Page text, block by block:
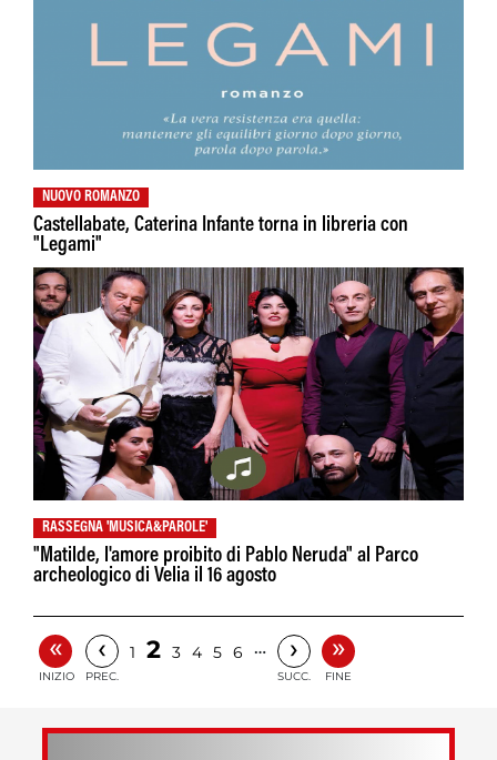
NUOVO ROMANZO
Castellabate, Caterina Infante torna in libreria con
"Legami"
RASSEGNA 'MUSICA&PAROLE'
"Matilde, l'amore proibito di Pablo Neruda" al Parco
archeologico di Velia il 16 agosto
«
INIZIO
‹
PREC.
1 2 3 4 5 6 … ›
SUCC.
»
FINE